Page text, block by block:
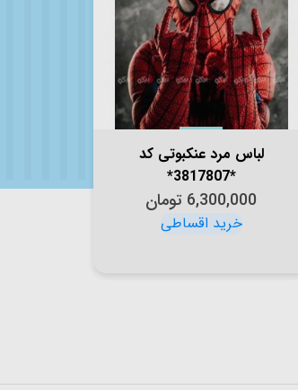
لباس مرد عنکبوتی کد
*3817807*
6,300,000 تومان